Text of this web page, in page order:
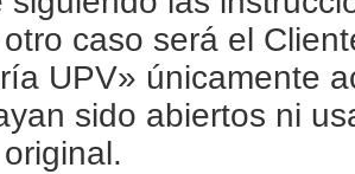
caso será el
UPV» únicamente
sido abiertos ni